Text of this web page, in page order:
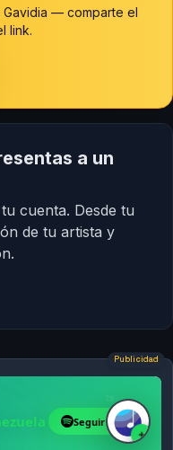
Gavidia — comparte el
link.
a un
cuenta. Desde tu
de tu artista y
Publicidad